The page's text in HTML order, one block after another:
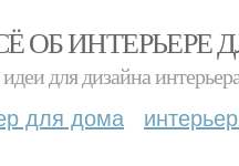
ОБ ИНТЕРЬЕРЕ
для дизайна
для дома